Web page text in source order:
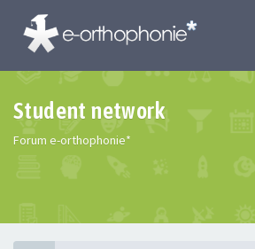
Student network
Forum e-orthophonie*